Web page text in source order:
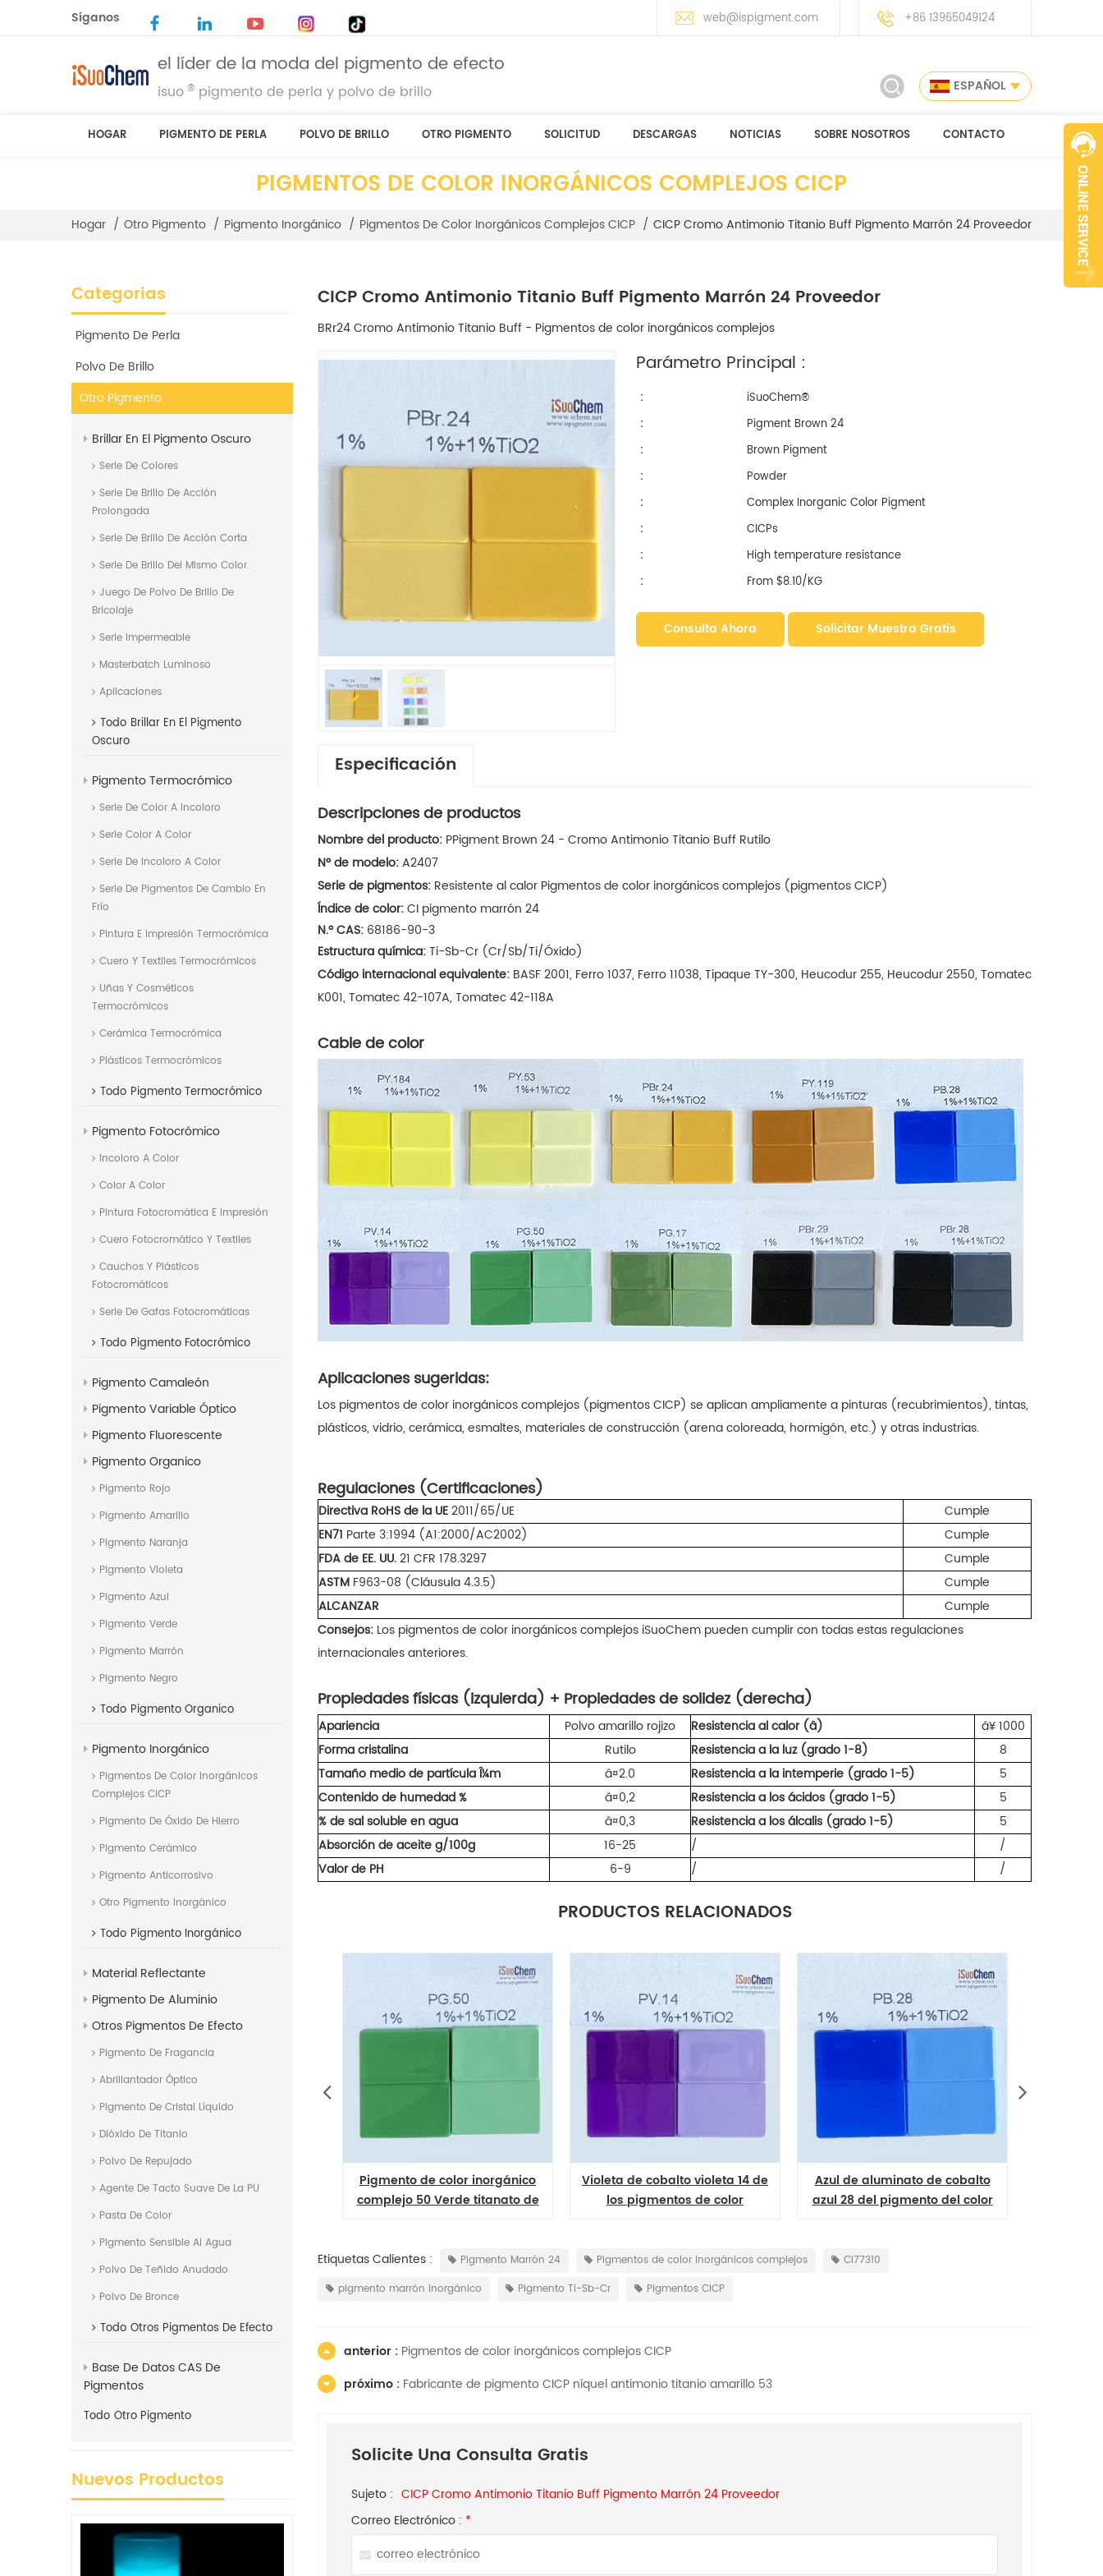
Síganos web@ispigment.com +86 13965049124
el líder de la moda del pigmento de efecto
isuo ® pigmento de perla y polvo de brillo ESPAÑOL
HOGAR PIGMENTO DE PERLA POLVO DE BRILLO OTRO PIGMENTO SOLICITUD DESCARGAS NOTICIAS SOBRE NOSOTROS CONTACTO
PIGMENTOS DE COLOR INORGÁNICOS COMPLEJOS CICP
Hogar / Otro Pigmento / Pigmento Inorgánico / Pigmentos De Color Inorgánicos Complejos CICP / CICP Cromo Antimonio Titanio Buff Pigmento Marrón 24 Proveedor
CICP Cromo Antimonio Titanio Buff Pigmento Marrón 24 Proveedor
BRr24 Cromo Antimonio Titanio Buff - Pigmentos de color inorgánicos complejos
Parámetro Principal :
:
iSuoChem®
:
Pigment Brown 24
:
Brown Pigment
:
Powder
:
Complex Inorganic Color Pigment
:
CICPs
:
High temperature resistance
:
From $8.10/KG
Consulta Ahora Solicitar Muestra Gratis
Especificación
Descripciones de productos
Nombre del producto: PPigment Brown 24 - Cromo Antimonio Titanio Buff Rutilo
Nº de modelo:A2407
Serie de pigmentos: Resistente al calor Pigmentos de color inorgánicos complejos (pigmentos CICP)
Índice de color:CI pigmento marrón 24
N.º CAS: 68186-90-3
Estructura química:Ti-Sb-Cr (Cr/Sb/Ti/Óxido)
Código internacional equivalente: BASF 2001, Ferro 1037, Ferro 11038, Tipaque TY-300, Heucodur 255, Heucodur 2550, Tomatec
K001, Tomatec 42-107A, Tomatec 42-118A
Cable de color
Aplicaciones sugeridas:
Los pigmentos de color inorgánicos complejos (pigmentos CICP) se aplican ampliamente a pinturas (recubrimientos), tintas,
plásticos, vidrio, cerámica, esmaltes, materiales de construcción (arena coloreada, hormigón, etc.) y otras industrias.
Regulaciones (Certificaciones)
Directiva RoHS de la UE2011/65/UE
Cumple
EN71 Parte 3:1994 (A1:2000/AC2002)
Cumple
FDA de EE. UU.21 CFR 178.3297
Cumple
ASTM F963-08 (Cláusula 4.3.5)
Cumple
ALCANZAR
Cumple
Consejos: Los pigmentos de color inorgánicos complejos iSuoChem pueden cumplir con todas estas regulaciones
internacionales anteriores.
Propiedades físicas (izquierda) + Propiedades de solidez (derecha)
Apariencia Polvo amarillo rojizo Resistencia al calor (â)
â¥ 1000
Forma cristalina
Rutilo Resistencia a la luz (grado 1-8)
8
Tamaño medio de partícula Î¼m
â¤2.0 Resistencia a la intemperie (grado 1-5)
5
Contenido de humedad %
â¤0,2 Resistencia a los ácidos (grado 1-5)
5
% de sal soluble en agua
â¤0,3 Resistencia a los álcalis (grado 1-5)
5
Absorción de aceite g/100g
16-25 /
/
Valor de PH
6-9 / /
PRODUCTOS RELACIONADOS
Pigmento de color inorgánico
complejo 50 Verde titanato de
cobalto
Violeta de cobalto violeta 14 de
los pigmentos de color
Azul de aluminato de cobalto
azul 28 del pigmento del color
Complejo CICP pigmento de
color inorgánico amarillo 184
El color inorgánico
pigmento CICP
Etiquetas Calientes :
Pigmento Marrón 24 Pigmentos de color inorgánicos complejos
CI77310
pigmento marrón inorgánico
Pigmento Ti-Sb-Cr Pigmentos CICP
anterior : Pigmentos de color inorgánicos complejos CICP
próximo : Fabricante de pigmento CICP níquel antimonio titanio amarillo 53
Solicite Una Consulta Gratis
Sujeto : CICP Cromo Antimonio Titanio Buff Pigmento Marrón 24 Proveedor
Correo Electrónico : *
Categorias
Pigmento De Perla
Polvo De Brillo
Otro Pigmento
Brillar En El Pigmento Oscuro
Serie De Colores
Serie De Brillo De Acción
Prolongada
Serie De Brillo De Acción Corta
Serie De Brillo Del Mismo Color.
Juego De Polvo De Brillo De
Bricolaje
Serie Impermeable
Masterbatch Luminoso
Aplicaciones
Todo Brillar En El Pigmento
Oscuro
Pigmento Termocrómico
Serie De Color A Incoloro
Serie Color A Color
Serie De Incoloro A Color
Serie De Pigmentos De Cambio En
Frío
Pintura E Impresión Termocrómica
Cuero Y Textiles Termocrómicos
Uñas Y Cosméticos
Termocrómicos
Cerámica Termocrómica
Plásticos Termocrómicos
Todo Pigmento Termocrómico
Pigmento Fotocrómico
Incoloro A Color
Color A Color
Pintura Fotocromática E Impresión
Cuero Fotocromático Y Textiles
Cauchos Y Plásticos
Fotocromáticos
Serie De Gafas Fotocromáticas
Todo Pigmento Fotocrómico
Pigmento Camaleón
Pigmento Variable Óptico
Pigmento Fluorescente
Pigmento Organico
Pigmento Rojo
Pigmento Amarillo
Pigmento Naranja
Pigmento Violeta
Pigmento Azul
Pigmento Verde
Pigmento Marrón
Pigmento Negro
Todo Pigmento Organico
Pigmento Inorgánico
Pigmentos De Color Inorgánicos
Complejos CICP
Pigmento De Óxido De Hierro
Pigmento Cerámico
Pigmento Anticorrosivo
Otro Pigmento Inorgánico
Todo Pigmento Inorgánico
Material Reflectante
Pigmento De Aluminio
Otros Pigmentos De Efecto
Pigmento De Fragancia
Abrillantador Óptico
Pigmento De Cristal Líquido
Dióxido De Titanio
Polvo De Repujado
Agente De Tacto Suave De La PU
Pasta De Color
Pigmento Sensible Al Agua
Polvo De Teñido Anudado
Polvo De Bronce
Todo Otros Pigmentos De Efecto
Base De Datos CAS De
Pigmentos
Todo Otro Pigmento
Nuevos Productos